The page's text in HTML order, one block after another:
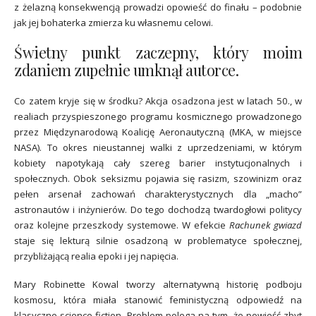
z żelazną konsekwencją prowadzi opowieść do finału – podobnie
jak jej bohaterka zmierza ku własnemu celowi.
Świetny punkt zaczepny, który moim
zdaniem zupełnie umknął autorce.
Co zatem kryje się w środku? Akcja osadzona jest w latach 50., w
realiach przyspieszonego programu kosmicznego prowadzonego
przez Międzynarodową Koalicję Aeronautyczną (MKA, w miejsce
NASA). To okres nieustannej walki z uprzedzeniami, w którym
kobiety napotykają cały szereg barier instytucjonalnych i
społecznych. Obok seksizmu pojawia się rasizm, szowinizm oraz
pełen arsenał zachowań charakterystycznych dla „macho”
astronautów i inżynierów. Do tego dochodzą twardogłowi politycy
oraz kolejne przeszkody systemowe. W efekcie Rachunek gwiazd
staje się lekturą silnie osadzoną w problematyce społecznej,
przybliżającą realia epoki i jej napięcia.
Mary Robinette Kowal tworzy alternatywną historię podboju
kosmosu, która miała stanowić feministyczną odpowiedź na